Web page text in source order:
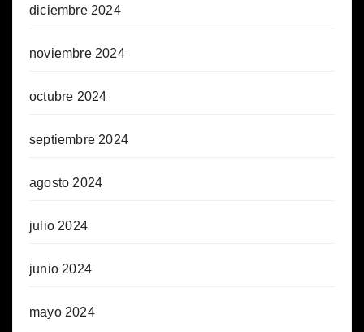
diciembre 2024
noviembre 2024
octubre 2024
septiembre 2024
agosto 2024
julio 2024
junio 2024
mayo 2024